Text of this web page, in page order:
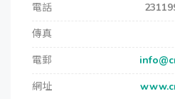
電話
傳真
電郵
網址